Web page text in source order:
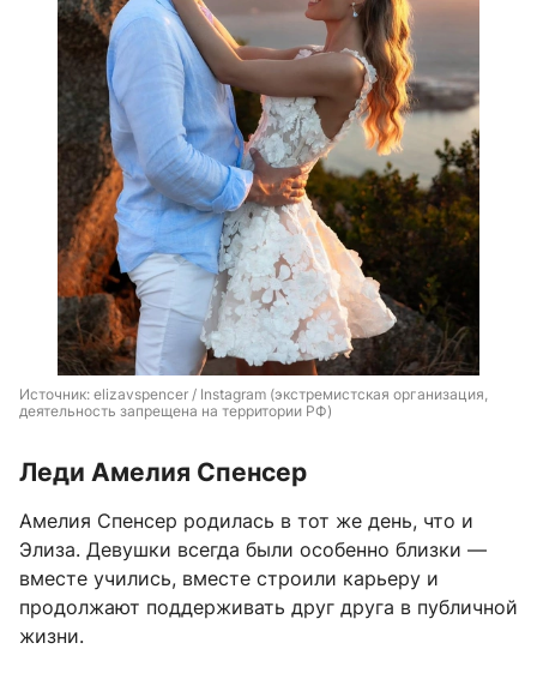
Источник: elizavspencer / Instagram (экстремистская организация,
деятельность запрещена на территории РФ)
Леди Амелия Спенсер
Амелия Спенсер родилась в тот же день, что и
Элиза. Девушки всегда были особенно близки —
вместе учились, вместе строили карьеру и
продолжают поддерживать друг друга в публичной
жизни.